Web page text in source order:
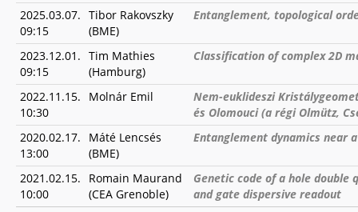
2025.03.07.
09:15
Tibor Rakovszky
(BME)
Entanglement, topological
2023.12.01.
09:15
Tim Mathies
(Hamburg)
Classification of complex 2D
2022.11.15.
10:30
Molnár Emil
Nem-euklideszi
és Olomouci (a régi Olmütz,
2020.02.17.
13:00
Máté Lencsés
(BME)
Entanglement dynamics near
2021.02.15.
10:00
Romain Maurand
(CEA Grenoble)
Genetic code of a hole
and gate dispersive readout